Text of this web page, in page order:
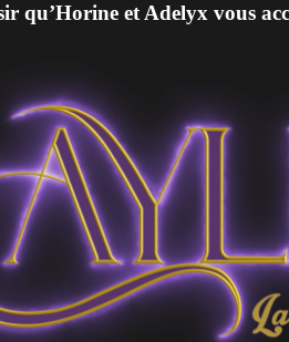
qu’Horine et Adelyx vous